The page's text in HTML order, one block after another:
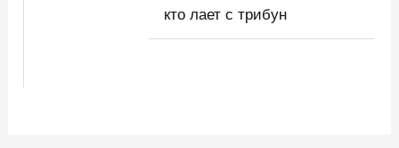
кто лает с трибун